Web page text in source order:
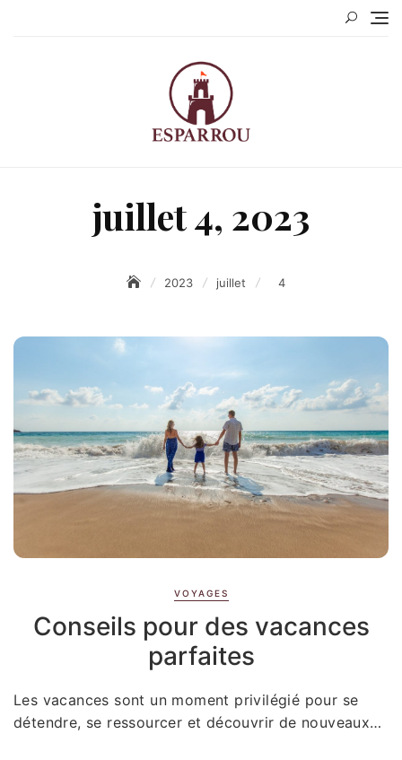
juillet 4, 2023
2023 juillet 4
VOYAGES
Conseils pour des vacances
parfaites
Les vacances sont un moment privilégié pour se
détendre, se ressourcer et découvrir de nouveaux…